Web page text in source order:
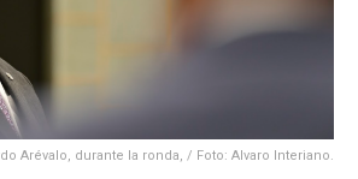
Arévalo, durante la ronda, / Foto: Alvaro Interiano.